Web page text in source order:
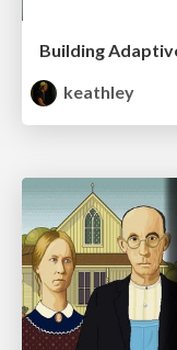
Building
keathley